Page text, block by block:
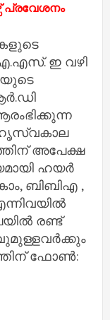
പ്രവേശനം
ഇ വഴി
ഹൃസ്വകാല
അപേക്ഷ
ഹയര്‍
ബിബിഎ ,
രണ്ട്
ഫോണ്‍: